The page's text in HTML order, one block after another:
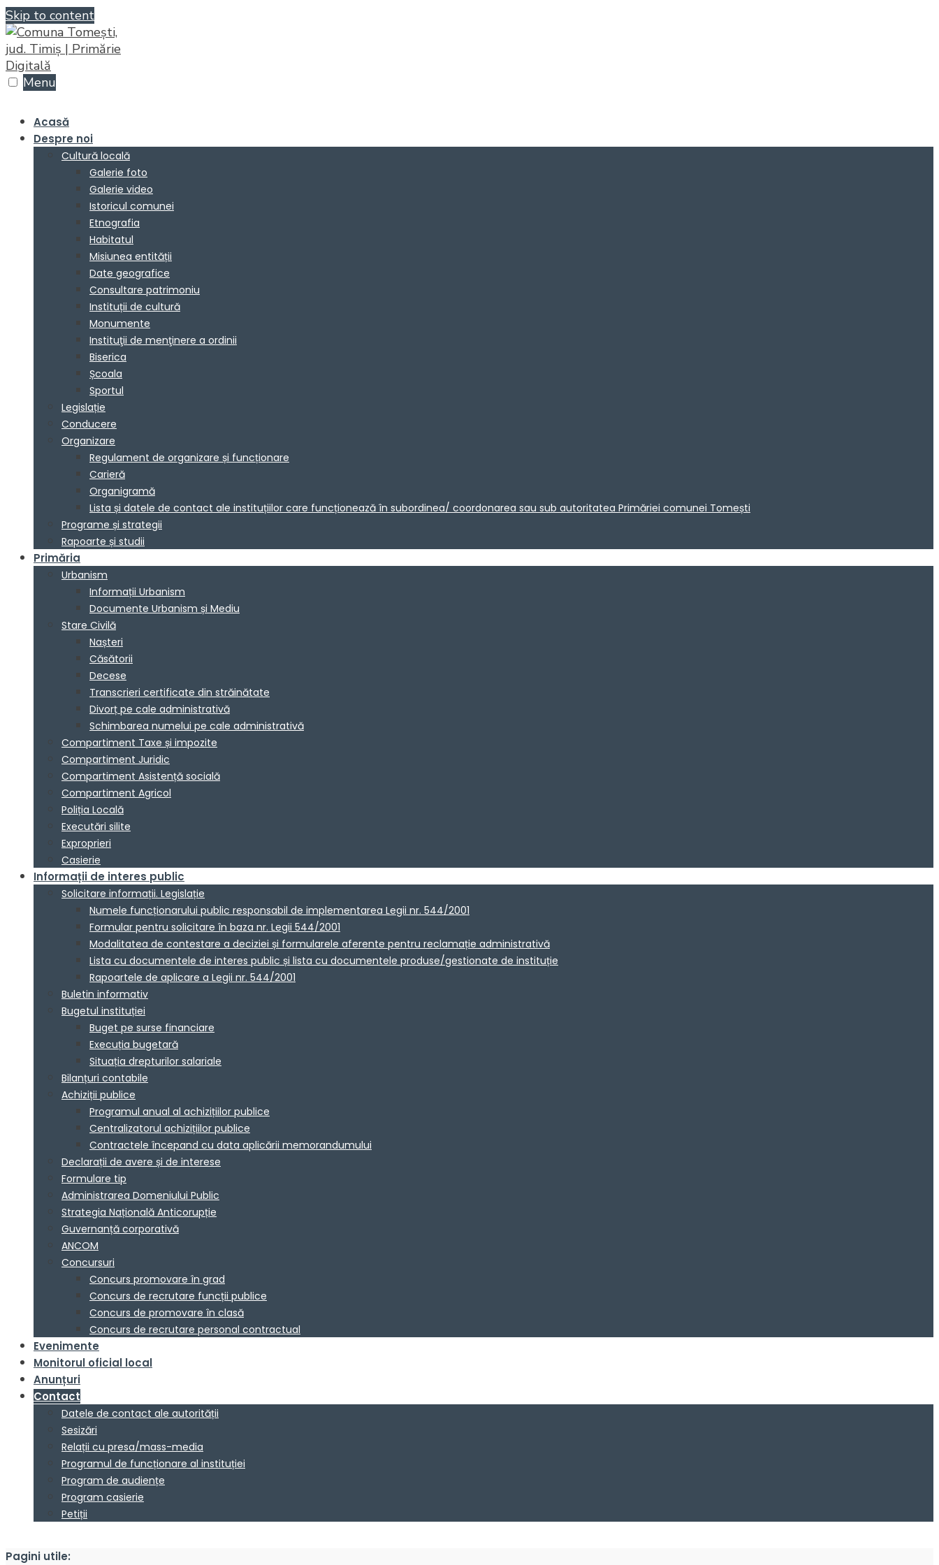
Skip to content
Menu
Acasă
Despre noi
Cultură locală
Galerie foto
Galerie video
Istoricul comunei
Etnografia
Habitatul
Misiunea entității
Date geografice
Consultare patrimoniu
Instituții de cultură
Monumente
Instituţii de menţinere a ordinii
Biserica
Școala
Sportul
Legislație
Conducere
Organizare
Regulament de organizare și funcționare
Carieră
Organigramă
Lista și datele de contact ale instituțiilor care funcționează în subordinea/ coordonarea sau sub autoritatea Primăriei comunei Tomești
Programe și strategii
Rapoarte și studii
Primăria
Urbanism
Informații Urbanism
Documente Urbanism și Mediu
Stare Civilă
Nașteri
Căsătorii
Decese
Transcrieri certificate din străinătate
Divorț pe cale administrativă
Schimbarea numelui pe cale administrativă
Compartiment Taxe și impozite
Compartiment Juridic
Compartiment Asistență socială
Compartiment Agricol
Poliția Locală
Executări silite
Exproprieri
Casierie
Informații de interes public
Solicitare informații. Legislație
Numele funcționarului public responsabil de implementarea Legii nr. 544/2001
Formular pentru solicitare în baza nr. Legii 544/2001
Modalitatea de contestare a deciziei și formularele aferente pentru reclamație administrativă
Lista cu documentele de interes public și lista cu documentele produse/gestionate de instituție
Rapoartele de aplicare a Legii nr. 544/2001
Buletin informativ
Bugetul instituției
Buget pe surse financiare
Execuția bugetară
Situația drepturilor salariale
Bilanțuri contabile
Achiziții publice
Programul anual al achizițiilor publice
Centralizatorul achizițiilor publice
Contractele începand cu data aplicării memorandumului
Declarații de avere și de interese
Formulare tip
Administrarea Domeniului Public
Strategia Națională Anticorupție
Guvernanță corporativă
ANCOM
Concursuri
Concurs promovare în grad
Concurs de recrutare funcții publice
Concurs de promovare în clasă
Concurs de recrutare personal contractual
Evenimente
Monitorul oficial local
Anunțuri
Contact
Datele de contact ale autorității
Sesizări
Relații cu presa/mass-media
Programul de funcționare al instituției
Program de audiențe
Program casierie
Petiții
Pagini utile: